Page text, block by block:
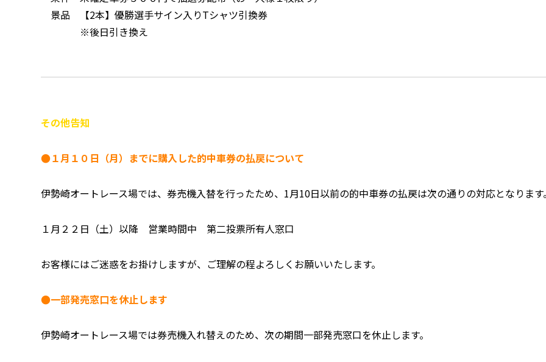
景品 【2本】優勝選手サイン入りTシャツ引換券
※後日引き換え
その他告知
●１月１０日（月）までに購入した的中車券の払戻について
伊勢崎オートレース場では、券売機入替を行ったため、1月10日以前の的中車券の払戻は次の通りの対応となります。
１月２２日（土）以降 営業時間中 第二投票所有人窓口
お客様にはご迷惑をお掛けしますが、ご理解の程よろしくお願いいたします。
●一部発売窓口を休止します
伊勢崎オートレース場では券売機入れ替えのため、次の期間一部発売窓口を休止します。